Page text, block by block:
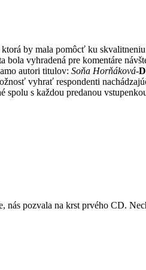
by mala pomôcť ku
vyhradená pre komentáre
autori titulov: Soňa Horňáková-
vyhrať respondenti
s každou predanou
nás pozvala na krst prvého CD.